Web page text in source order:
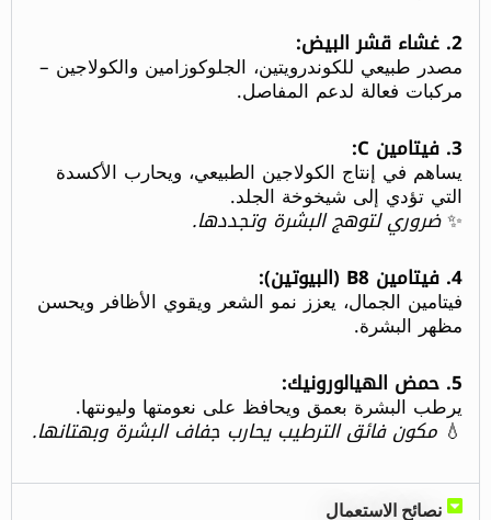
2. غشاء قشر البيض:
مصدر طبيعي للكوندرويتين، الجلوكوزامين والكولاجين –
مركبات فعالة لدعم المفاصل.
3. فيتامين C:
يساهم في إنتاج الكولاجين الطبيعي، ويحارب الأكسدة
التي تؤدي إلى شيخوخة الجلد.
✨ضروري لتوهج البشرة وتجددها.
4. فيتامين B8 (البيوتين):
فيتامين الجمال، يعزز نمو الشعر ويقوي الأظافر ويحسن
مظهر البشرة.
5. حمض الهيالورونيك:
يرطب البشرة بعمق ويحافظ على نعومتها وليونتها.
💧 مكون فائق الترطيب يحارب جفاف البشرة وبهتانها.
نصائح الاستعمال